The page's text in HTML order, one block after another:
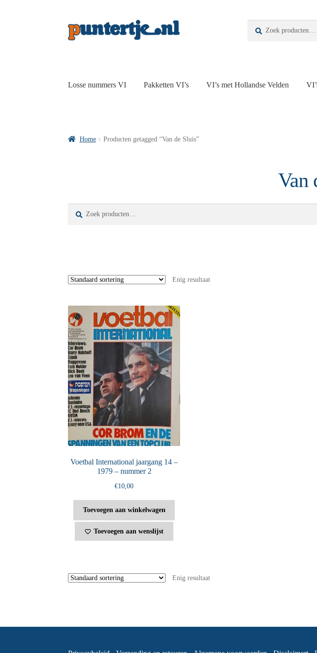
Zoeken
Losse nummers VI Pakketten VI’s VI’s met Hollandse Velden
Home Producten getagged “Van de Sluis”
Van
Enig resultaat
Voetbal International jaargang 14 –
1979 – nummer 2
€10,00
Toevoegen aan winkelwagen
Toevoegen aan wenslijst
Enig resultaat